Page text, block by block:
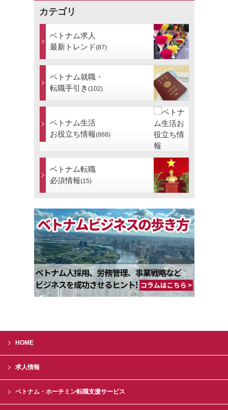
カテゴリ
ベトナム求人
最新トレンド(87)
ベトナム就職・
転職手引き (102)
ベトナム生活
お役立ち情報(868)
ベトナム転職
必須情報(15)
HOME
求人情報
ベトナム・ホーチミン転職支援サービス